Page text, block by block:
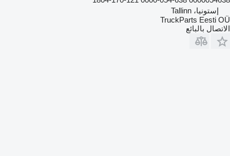
إستونيا، Tallinn
TruckParts Eesti OÜ
الاتصال بالبائع